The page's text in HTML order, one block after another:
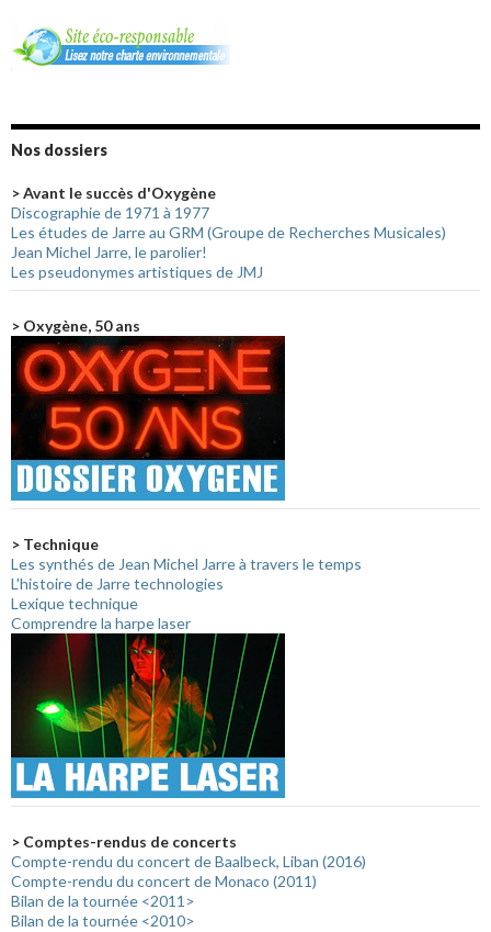
Nos dossiers
> Avant le succès d'Oxygène
Discographie de 1971 à 1977
Les études de Jarre au GRM (Groupe de Recherches Musicales)
Jean Michel Jarre, le parolier!
Les pseudonymes artistiques de JMJ
> Oxygène, 50 ans
> Technique
Les synthés de Jean Michel Jarre à travers le temps
L'histoire de Jarre technologies
Lexique technique
Comprendre la harpe laser
> Comptes-rendus de concerts
Compte-rendu du concert de Baalbeck, Liban (2016)
Compte-rendu du concert de Monaco (2011)
Bilan de la tournée <2011>
Bilan de la tournée <2010>